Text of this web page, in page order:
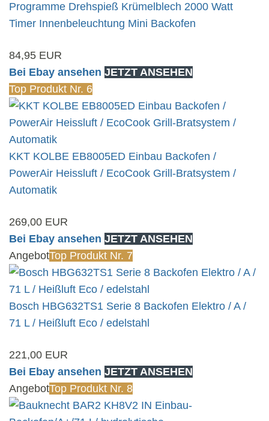
Programme Drehspieß Krümelblech 2000 Watt
Timer Innenbeleuchtung Mini Backofen
84,95 EUR
Bei Ebay ansehen JETZT ANSEHEN
Top Produkt Nr. 6
KKT KOLBE EB8005ED Einbau Backofen /
PowerAir Heissluft / EcoCook Grill-Bratsystem /
Automatik
269,00 EUR
Bei Ebay ansehen JETZT ANSEHEN
AngebotTop Produkt Nr. 7
Bosch HBG632TS1 Serie 8 Backofen Elektro / A /
71 L / Heißluft Eco / edelstahl
221,00 EUR
Bei Ebay ansehen JETZT ANSEHEN
AngebotTop Produkt Nr. 8